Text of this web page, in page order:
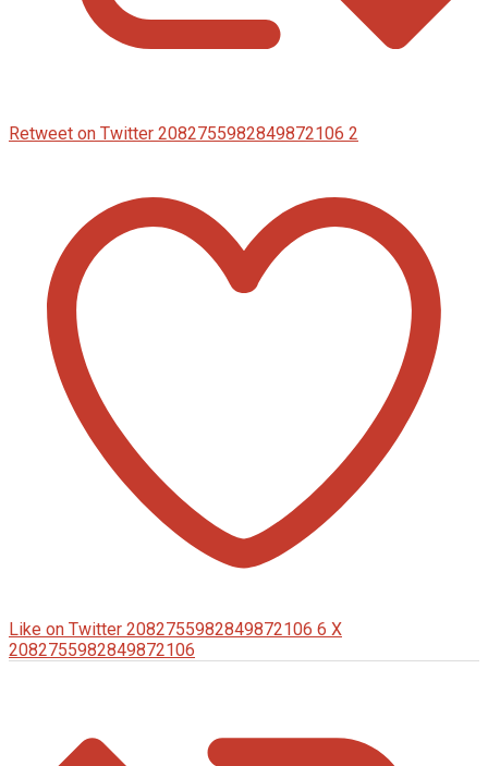
Retweet on Twitter 2082755982849872106 2
Like on Twitter 2082755982849872106 6 X
2082755982849872106